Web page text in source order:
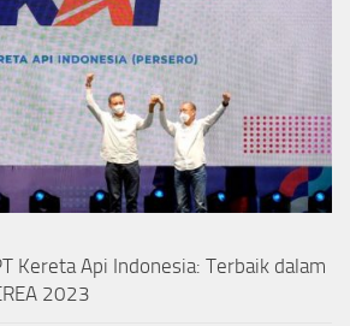
Kereta Api Indonesia: Terbaik dalam
2023